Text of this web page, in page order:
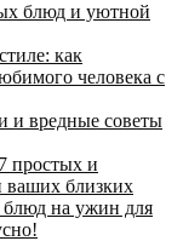
блюд и уютной
как
человека с
и вредные советы
простых и
ваших близких
на ужин для